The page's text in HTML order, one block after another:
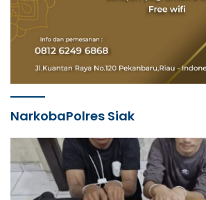
NarkobaPolres Siak